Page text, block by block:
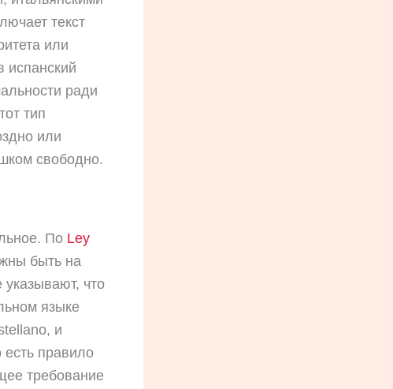
текст
или
испанский
ради
тип
или
свободно.
По Ley
быть на
указывают, что
языке
и
правило
требование